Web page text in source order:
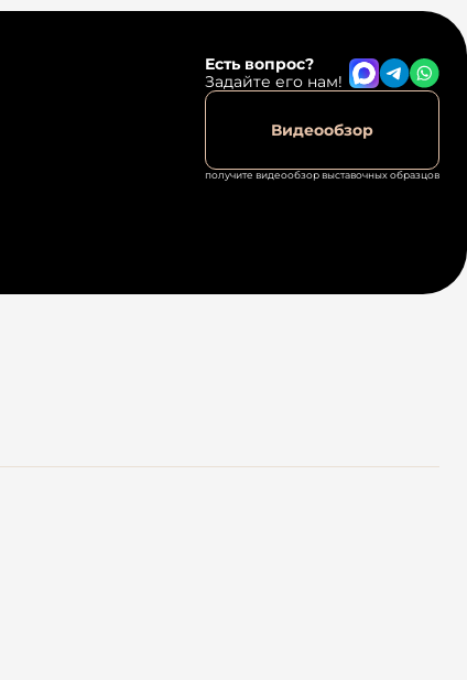
Есть вопрос?
Задайте его нам!
Видеообзор
получите видеообзор выставочных образцов